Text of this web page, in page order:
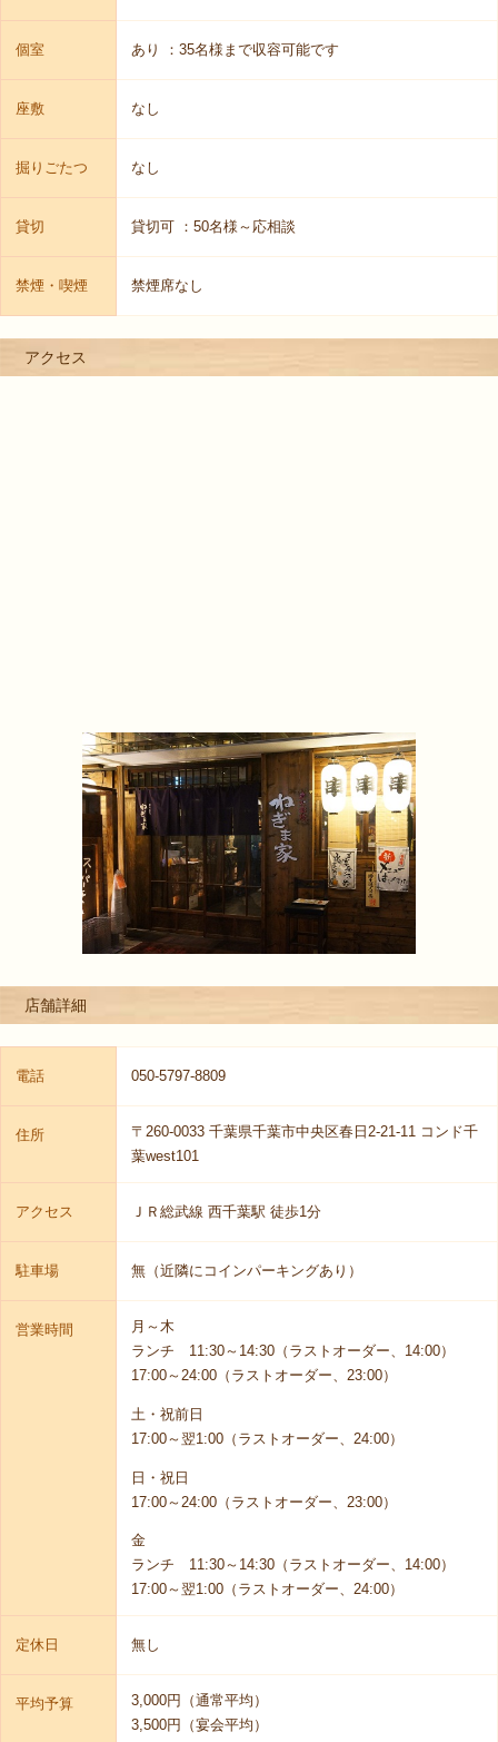
個室 あり ：35名様まで収容可能です
座敷 なし
掘りごたつ なし
貸切 貸切可 ：50名様～応相談
禁煙・喫煙 禁煙席なし
アクセス
店舗詳細
電話 050-5797-8809
住所
〒260-0033 千葉県千葉市中央区春日2-21-11 コンド千
葉west101
アクセス ＪＲ総武線 西千葉駅 徒歩1分
駐車場 無（近隣にコインパーキングあり）
営業時間
月～木
ランチ 11:30～14:30（ラストオーダー、14:00）
17:00～24:00（ラストオーダー、23:00）
土・祝前日
17:00～翌1:00（ラストオーダー、24:00）
日・祝日
17:00～24:00（ラストオーダー、23:00）
金
ランチ 11:30～14:30（ラストオーダー、14:00）
17:00～翌1:00（ラストオーダー、24:00）
定休日 無し
平均予算
3,000円（通常平均）
3,500円（宴会平均）